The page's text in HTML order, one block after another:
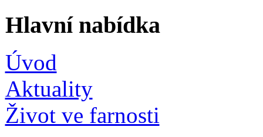
Hlavní nabídka
Úvod
Aktuality
Život ve farnosti